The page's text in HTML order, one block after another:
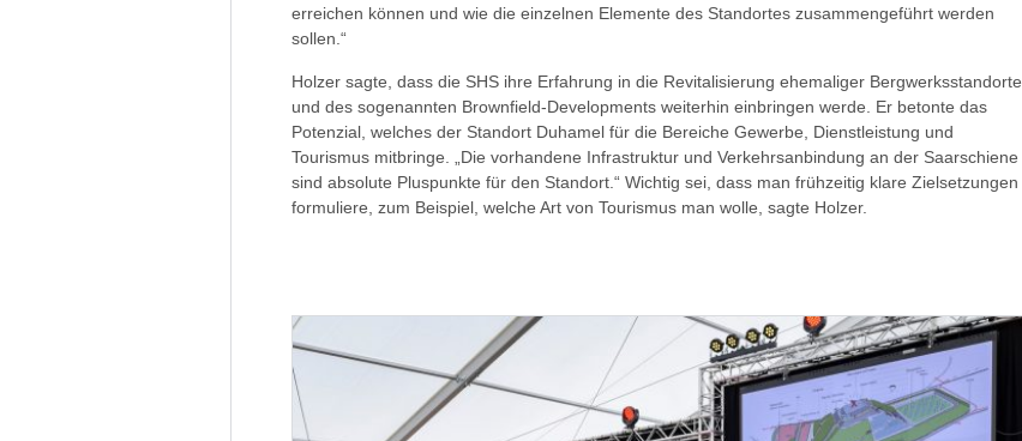
erreichen können und wie die einzelnen Elemente des Standortes zusammengeführt werden
sollen.“
Holzer sagte, dass die SHS ihre Erfahrung in die Revitalisierung ehemaliger Bergwerksstandorte
und des sogenannten Brownfield-Developments weiterhin einbringen werde. Er betonte das
Potenzial, welches der Standort Duhamel für die Bereiche Gewerbe, Dienstleistung und
Tourismus mitbringe. „Die vorhandene Infrastruktur und Verkehrsanbindung an der Saarschiene
sind absolute Pluspunkte für den Standort.“ Wichtig sei, dass man frühzeitig klare Zielsetzungen
formuliere, zum Beispiel, welche Art von Tourismus man wolle, sagte Holzer.